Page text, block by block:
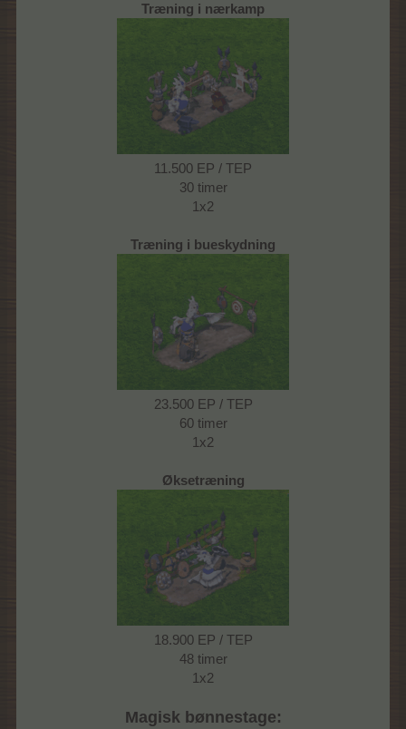
Træning i nærkamp
11.500 EP / TEP
30 timer
1x2
Træning i bueskydning
23.500 EP / TEP
60 timer
1x2
Øksetræning
18.900 EP / TEP
48 timer
1x2
Magisk bønnestage: